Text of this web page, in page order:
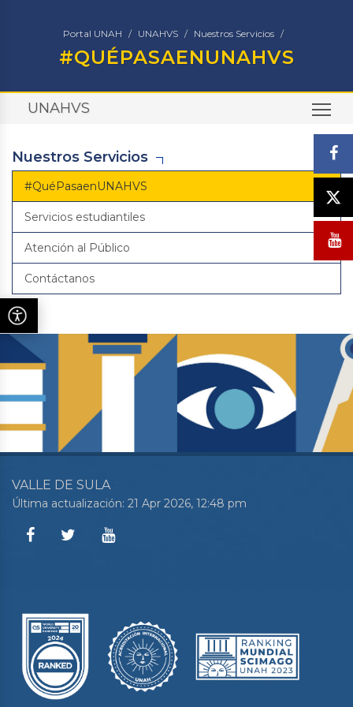
Portal UNAH UNAHVS Nuestros Servicios
#QUÉPASAENUNAHVS
UNAHVS
Nuestros Servicios
#QuéPasaenUNAHVS
Servicios estudiantiles
Atención al Público
Contáctanos
VALLE DE SULA
Última actualización: 21 Apr 2026, 12:48 pm